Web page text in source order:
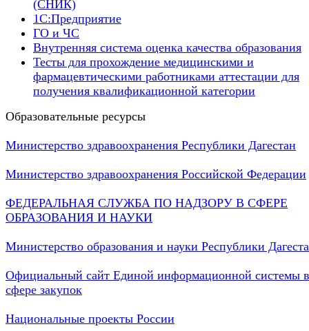
(СНИК)
1С:Предприятие
ГО и ЧС
Внутренняя система оценка качества образования
Тесты для прохождение медицинскими и
фармацевтическими работниками аттестации для
получения квалификационной категории
Образовательные ресурсы
Министерство здравоохранения Республики Дагестан
Министерство здравоохранения Российской Федерации
ФЕДЕРАЛЬНАЯ СЛУЖБА ПО НАДЗОРУ В СФЕРЕ
ОБРАЗОВАНИЯ И НАУКИ
Министерство образования и науки Республики
Официальный сайт Единой информационной системы в
сфере закупок
Национальные проекты России